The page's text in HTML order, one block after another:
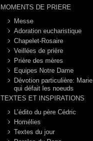
MOMENTS DE PRIERE
Messe
Adoration eucharistique
Chapelet-Rosaire
Veillées de prière
Prière des mères
Equipes Notre Dame
Dévotion particulière: Marie
qui défait les noeuds
TEXTES ET INSPIRATIONS
L’édito du père Cédric
Homélies
Textes du jour